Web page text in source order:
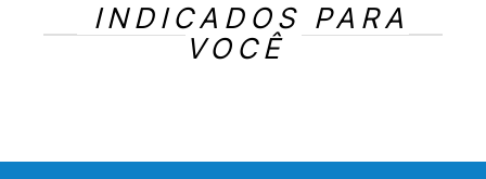
INDICADOS PARA
VOCÊ